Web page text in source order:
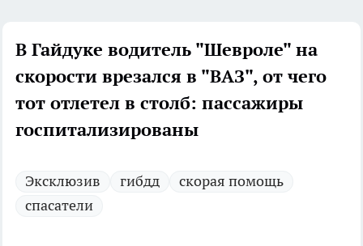
В Гайдуке водитель "Шевроле" на
скорости врезался в "ВАЗ", от чего
тот отлетел в столб: пассажиры
госпитализированы
Эксклюзив гибдд
скорая помощь
спасатели